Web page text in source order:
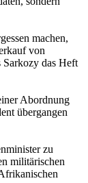
machen,
von
Sarkozy das Heft
Abordnung
übergangen
zu
militärischen